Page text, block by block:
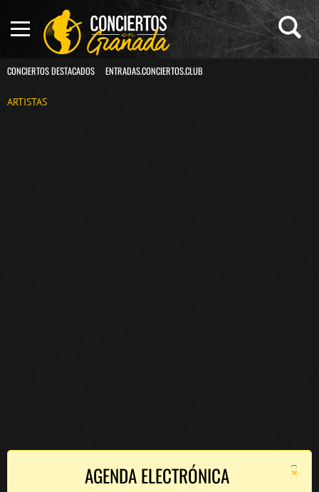
CONCIERTOS DESTACADOS ENTRADAS.CONCIERTOS.CLUB
ARTISTAS
×
AGENDA ELECTRÓNICA